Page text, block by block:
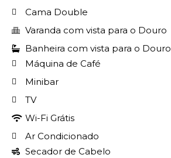
Cama Double
Varanda com vista para o Douro
Banheira com vista para o Douro
Máquina de Café
Minibar
TV
Wi-Fi Grátis
Ar Condicionado
Secador de Cabelo